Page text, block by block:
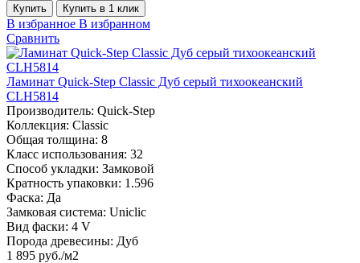
Купить Купить в 1 клик
В избранное В избранном
Сравнить
Ламинат Quick-Step Classic Дуб серый тихоокеанский
CLH5814
Производитель: Quick-Step
Коллекция: Classic
Общая толщина: 8
Класс использования: 32
Способ укладки: Замковой
Кратность упаковки: 1.596
Фаска: Да
Замковая система: Uniclic
Вид фаски: 4 V
Порода древесины: Дуб
1 895 руб./м2